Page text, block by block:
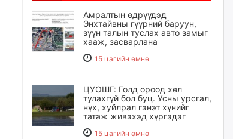
Амралтын өдрүүдэд
Энхтайвны гүүрний баруун,
зүүн талын туслах авто замыг
хааж, засварлана
15 цагийн өмнө
ЦУОШГ: Голд ороод хөл
тулахгүй бол буц. Усны урсгал,
нүх, хуйлрал гэнэт хүнийг
татаж живэхэд хүргэдэг
15 цагийн өмнө